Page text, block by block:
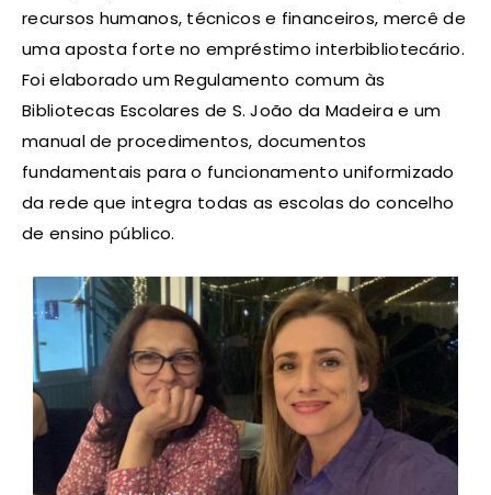
recursos humanos, técnicos e financeiros, mercê de
uma aposta forte no empréstimo interbibliotecário.
Foi elaborado um Regulamento comum às
Bibliotecas Escolares de S. João da Madeira e um
manual de procedimentos, documentos
fundamentais para o funcionamento uniformizado
da rede que integra todas as escolas do concelho
de ensino público.